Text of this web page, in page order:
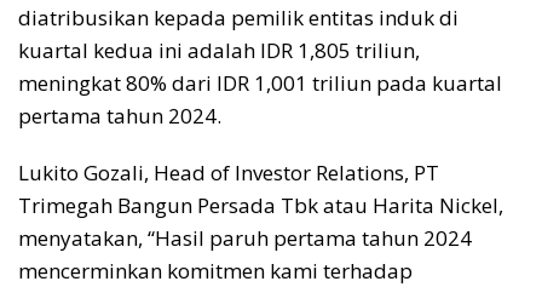
diatribusikan kepada pemilik entitas induk di
kuartal kedua ini adalah IDR 1,805 triliun,
meningkat 80% dari IDR 1,001 triliun pada kuartal
pertama tahun 2024.
Lukito Gozali, Head of Investor Relations, PT
Trimegah Bangun Persada Tbk atau Harita Nickel,
menyatakan, “Hasil paruh pertama tahun 2024
mencerminkan komitmen kami terhadap